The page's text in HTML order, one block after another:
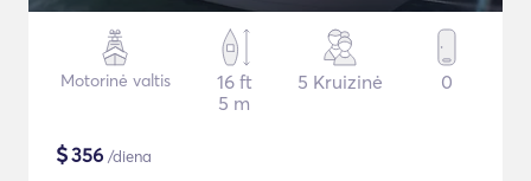
Motorinė valtis
16 ft
5 m
5 Kruizinė 0
$356 /diena